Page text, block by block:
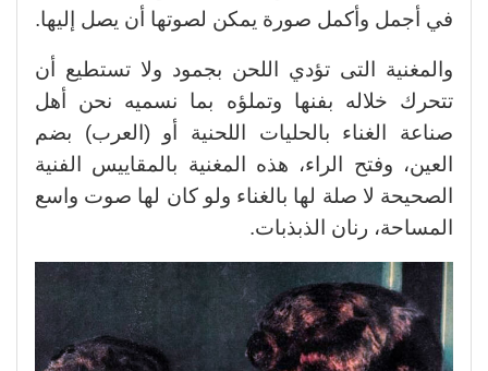
في أجمل وأكمل صورة يمكن لصوتها أن يصل إليها.
والمغنية التى تؤدي اللحن بجمود ولا تستطيع أن
تتحرك خلاله بفنها وتملؤه بما نسميه نحن أهل
صناعة الغناء بالحليات اللحنية أو (العرب) بضم
العين، وفتح الراء، هذه المغنية بالمقاييس الفنية
الصحيحة لا صلة لها بالغناء ولو كان لها صوت واسع
المساحة، رنان الذبذبات.